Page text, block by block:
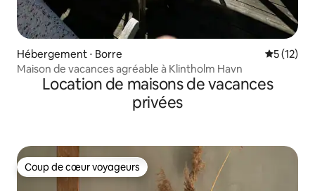
Hébergement ⋅ Borre
5 (12)
Maison de vacances agréable à Klintholm Havn
Location de maisons de vacances
privées
Coup de cœur voyageurs
Coup de cœur voyageurs